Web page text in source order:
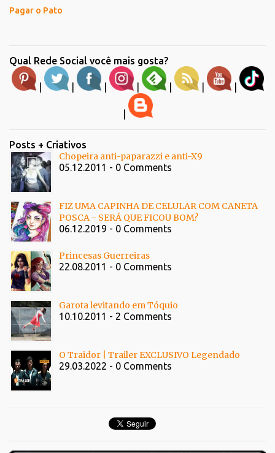
Pagar o Pato
Qual Rede Social você mais gosta?
| | | | | | |
Posts + Criativos
Chopeira anti-paparazzi e anti-X9
05.12.2011 - 0 Comments
FIZ UMA CAPINHA DE CELULAR COM CANETA
POSCA - SERÁ QUE FICOU BOM?
06.12.2019 - 0 Comments
Princesas Guerreiras
22.08.2011 - 0 Comments
Garota levitando em Tóquio
10.10.2011 - 2 Comments
O Traidor | Trailer EXCLUSIVO Legendado
29.03.2022 - 0 Comments